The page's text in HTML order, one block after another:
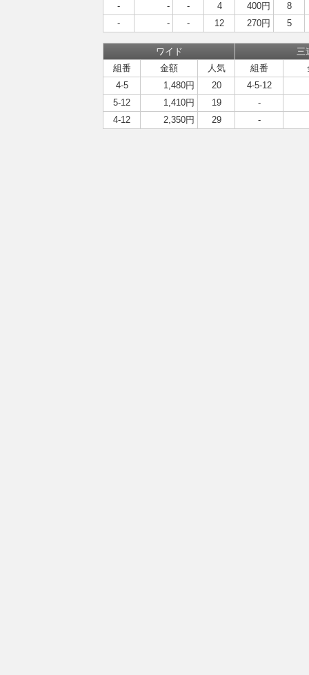
-
- - 4 400円
8
-
- - 12 270円 5
ワイド
三
組番
金額 人気 組番
4-5
1,480円 20
4-5-12
5-12
1,410円 19
-
4-12
2,350円 29 -